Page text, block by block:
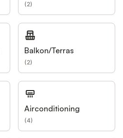
(2)
Balkon/Terras
(2)
Airconditioning
(4)